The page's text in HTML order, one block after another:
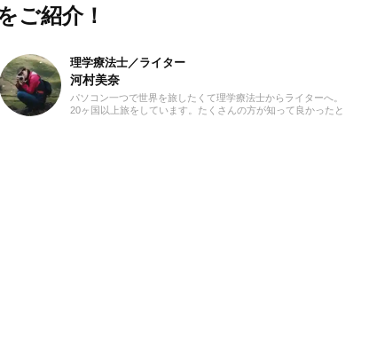
ご紹介！
理学療法士／ライター
河村美奈
パソコン一つで世界を旅したくて理学療法士からライターへ。
20ヶ国以上旅をしています。たくさんの方が知って良かったと